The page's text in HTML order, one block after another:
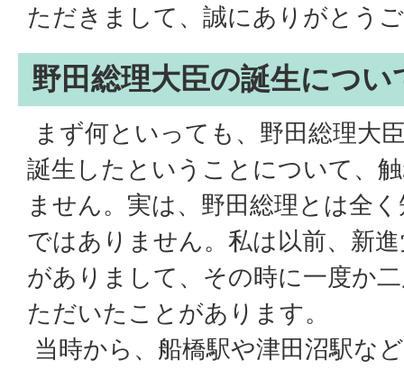
ただきまして、誠にありがとう
野田総理大臣の誕生につい
まず何といっても、野田総理大
誕生したということについて、
ません。実は、野田総理とは全
ではありません。私は以前、新
がありまして、その時に一度か
ただいたことがあります。
当時から、船橋駅や津田沼駅な